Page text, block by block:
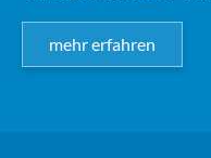
mehr erfahren